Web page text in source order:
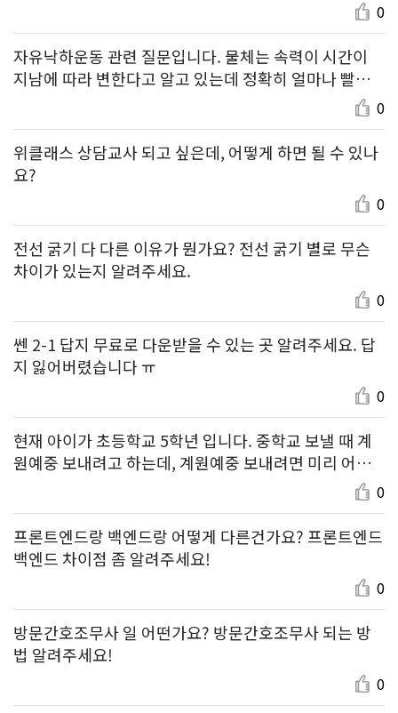
0
자유낙하운동 관련 질문입니다. 물체는 속력이 시간이
지남에 따라 변한다고 알고 있는데 정확히 얼마나 빨라
0
위클래스 상담교사 되고 싶은데, 어떻게 하면 될 수 있나
요?
0
전선 굵기 다 다른 이유가 뭔가요? 전선 굵기 별로 무슨
차이가 있는지 알려주세요.
0
쎈 2-1 답지 무료로 다운받을 수 있는 곳 알려주세요. 답
지 잃어버렸습니다 ㅠ
0
현재 아이가 초등학교 5학년 입니다. 중학교 보낼 때 계
원예중 보내려고 하는데, 계원예중 보내려면 미리 어떤
0
프론트엔드랑 백엔드랑 어떻게 다른건가요? 프론트엔드
백엔드 차이점 좀 알려주세요!
0
방문간호조무사 일 어떤가요? 방문간호조무사 되는 방
법 알려주세요!
0